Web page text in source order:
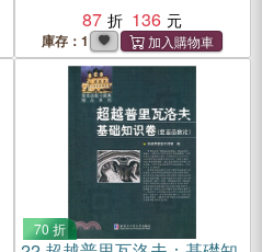
87 136
庫存：1
70 折